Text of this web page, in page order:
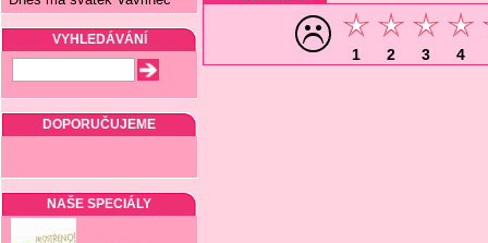
VYHLEDÁVÁNÍ
DOPORUČUJEME
NAŠE SPECIÁLY
1 2 3 4